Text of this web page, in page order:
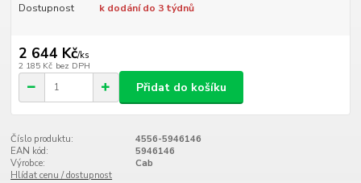
Dostupnost k dodání do 3 týdnů
2 644 Kč/ks
2 185 Kč bez DPH
Přidat do košíku
Číslo produktu:
4556-5946146
EAN kód:
5946146
Výrobce:
Cab
Hlídat cenu / dostupnost